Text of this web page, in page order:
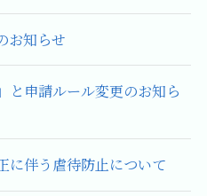
お知らせ
と申請ルール変更のお知ら
に伴う虐待防止について